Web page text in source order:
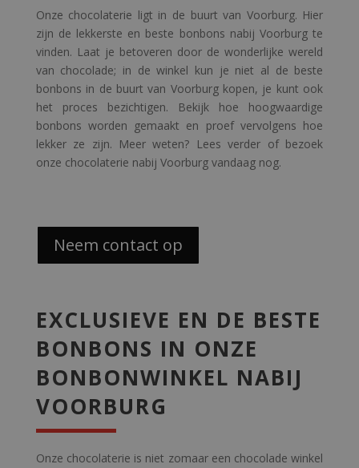
Onze chocolaterie ligt in de buurt van Voorburg. Hier
zijn de lekkerste en beste bonbons nabij Voorburg te
vinden. Laat je betoveren door de wonderlijke wereld
van chocolade; in de winkel kun je niet al de beste
bonbons in de buurt van Voorburg kopen, je kunt ook
het proces bezichtigen. Bekijk hoe hoogwaardige
bonbons worden gemaakt en proef vervolgens hoe
lekker ze zijn. Meer weten? Lees verder of bezoek
onze chocolaterie nabij Voorburg vandaag nog.
Neem contact op
EXCLUSIEVE EN DE BESTE
BONBONS IN ONZE
BONBONWINKEL NABIJ
VOORBURG
Onze chocolaterie is niet zomaar een chocolade winkel